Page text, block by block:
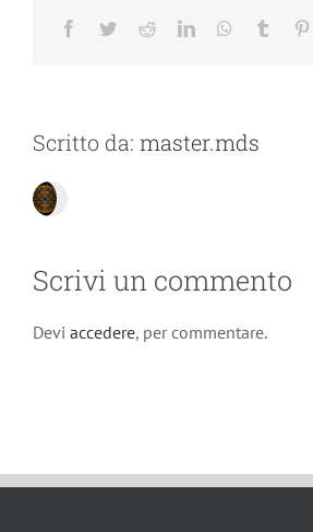
Facebook
TwitterRedditLinkedInWhatsApp
Tumblr
Scritto da: master.mds
Scrivi un commento
Devi accedere, per commentare.